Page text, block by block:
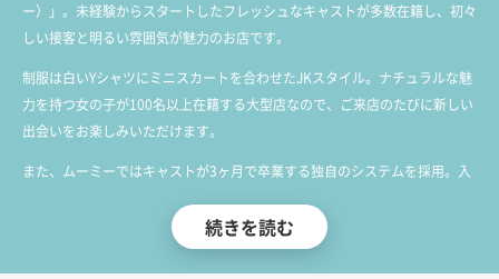
ー）」。未経験からスタートしたフレッシュなキャストが多数在籍し、初々
しい接客と明るい雰囲気が魅力のお店です。
制服は白いYシャツにミニスカートを合わせたJKスタイル。ナチュラルな魅
力を持つ女の子が100名以上在籍する大型店なので、ご来店のたびに新しい
出会いをお楽しみいただけます。
また、ムーミーではキャストが3ヶ月で卒業する独自のシステムを採用。入
過ごし卒業するため、いつ訪れてもフレッシュなキャストと出会えるのが特
続きを読む